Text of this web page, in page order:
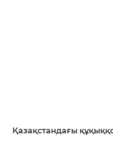
Қазақстандағы